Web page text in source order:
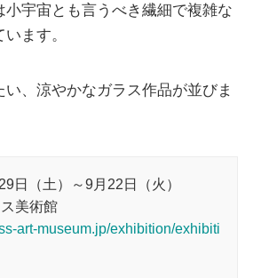
宇宙とも言うべき繊細で複雑な
ます。
、涼やかなガラス作品が並びま
日（土）～9月22日（火）
美術館
art-museum.jp/exhibition/exhibiti